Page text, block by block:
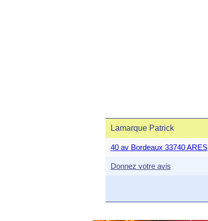
Lamarque Patrick
40 av Bordeaux 33740 ARES
Donnez votre avis